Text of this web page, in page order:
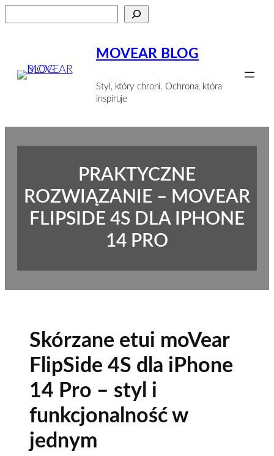
do
MOVEAR BLOG
Styl, który chroni. Ochrona, która
inspiruje
PRAKTYCZNE
ROZWIĄZANIE – MOVEAR
FLIPSIDE 4S DLA IPHONE
14 PRO
Skórzane etui moVear
FlipSide 4S dla iPhone
14 Pro – styl i
funkcjonalność w
jednym